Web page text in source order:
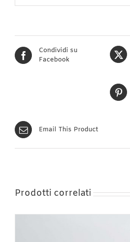
Condividi su
Facebook
Email This Product
Prodotti correlati